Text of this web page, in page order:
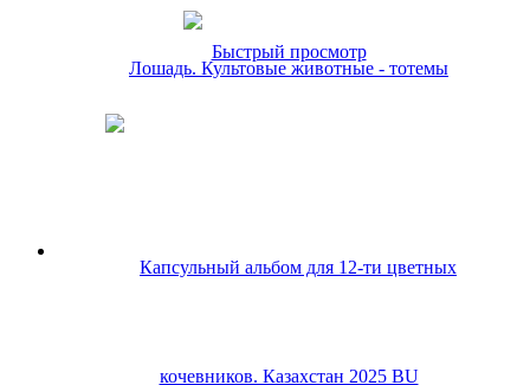
Быстрый просмотр
Подробнее